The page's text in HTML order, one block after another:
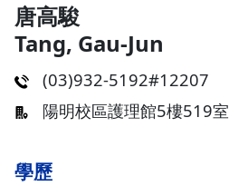
唐高駿
Tang, Gau-Jun
(03)932-5192#12207
陽明校區護理館5樓519室
學歷